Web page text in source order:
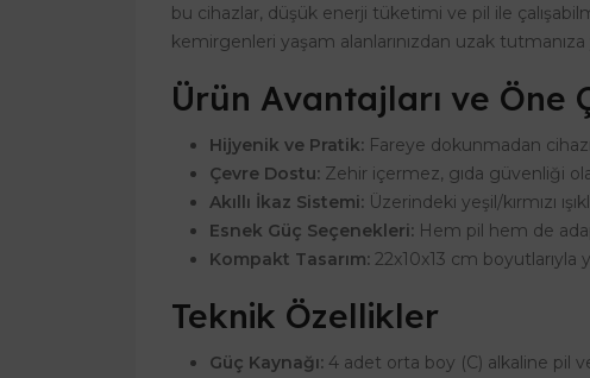
bu cihazlar, düşük enerji tüketimi ve pil ile
kemirgenleri yaşam alanlarınızdan uzak tutmanıza
Ürün Avantajları ve Öne
Hijyenik ve Pratik: Fareye dokunmadan
Çevre Dostu: Zehir içermez, gıda güvenliği
Akıllı İkaz Sistemi: Üzerindeki yeşil/kırmızı
Esnek Güç Seçenekleri: Hem pil hem de
Kompakt Tasarım: 22x10x13 cm
Teknik Özellikler
Güç Kaynağı: 4 adet orta boy (C) alkaline pil